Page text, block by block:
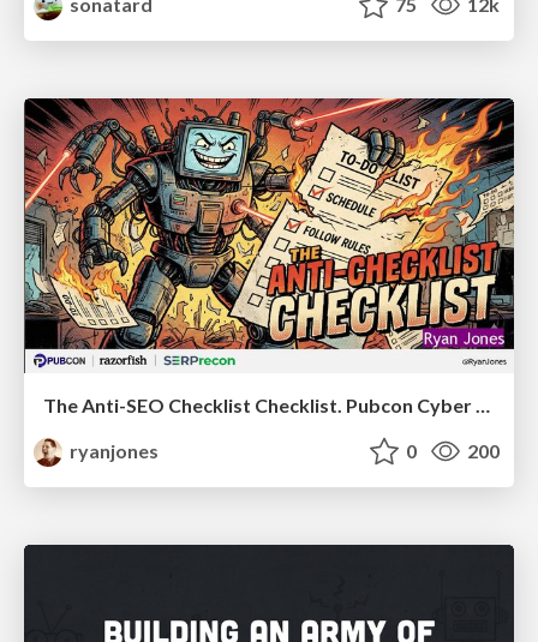
The Anti-SEO Checklist Checklist. Pubcon Cyber Week
ryanjones
0 200